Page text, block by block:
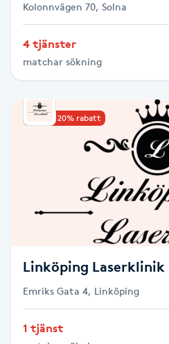
Paraffinbehandling
Pedikyr
Permanent hårborttagning
Personal shopper
Personlig tränare
Kolonnvägen 70, Solna
4 tjänster
matchar sökning
Upp till 20% rabatt
Linköping Laserklinik
Emriks Gata 4, Linköping
1 tjänst